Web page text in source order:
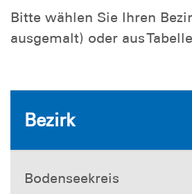
Bitte wählen Sie Ihren
ausgemalt) oder aus
Bezirk
Bodenseekreis